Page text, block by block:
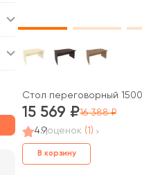
Стол переговорный
15 569
16 388
4.9оценок (1)
В корзину